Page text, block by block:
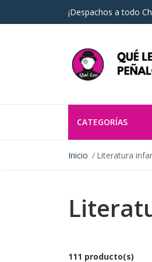
¡Despachos a todo
CATEGORÍAS
Inicio Literatura
111 producto(s)